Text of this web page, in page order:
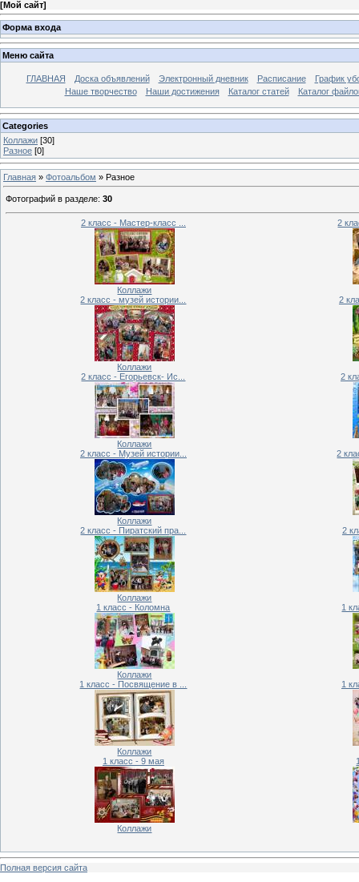
[Мой сайт]
Форма входа
Меню сайта
ГЛАВНАЯ Доска объявлений Электронный дневник Расписание
График
Наше творчество
Наши достижения Каталог статей Каталог
Categories
Коллажи [30]
Разное [0]
Главная » Фотоальбом » Разное
Фотографий в разделе: 30
2 класс - Мастер-класс ...
Коллажи
2
2 класс - музей истории...
Коллажи
2
2 класс - Егорьевск- Ис...
Коллажи
2
2 класс - Музей истории...
Коллажи
2
2 класс - Пиратский пра...
Коллажи
2
1 класс - Коломна
Коллажи
1
1 класс - Посвящение в ...
Коллажи
1
1 класс - 9 мая
Коллажи
Полная версия сайта